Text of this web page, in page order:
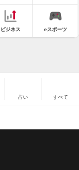
ビジネス eスポーツ
占い すべて